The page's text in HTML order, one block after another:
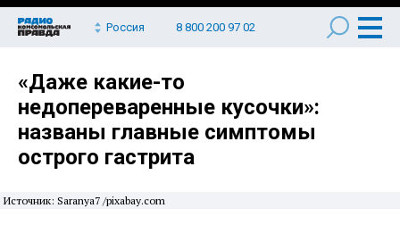
Россия 8 800 200 97 02
«Даже какие-то
недопереваренные кусочки»:
названы главные симптомы
острого гастрита
Источник: Saranya7 /pixabay.com